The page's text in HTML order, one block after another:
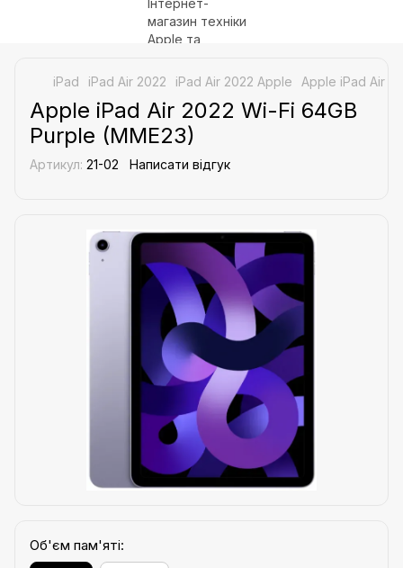
iPad iPad Air 2022 iPad Air 2022 Apple Apple iPad Air
Apple iPad Air 2022 Wi-Fi 64GB
Purple (MME23)
Артикул: 21-02 Написати відгук
Об'єм пам'яті: